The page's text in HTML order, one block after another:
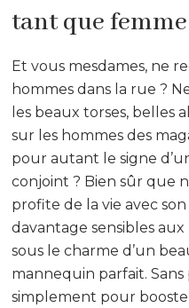
tant que femme
Et vous mesdames, ne
hommes dans la rue ?
les beaux torses, belles
sur les hommes des
pour autant le signe
conjoint ? Bien sûr que
profite de la vie avec
davantage sensibles
sous le charme d’un
mannequin parfait.
simplement pour